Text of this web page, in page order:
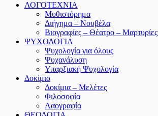
ΛΟΓΟΤΕΧΝΙΑ
Μυθιστόρημα
Διήγημα – Νουβέλα
Βιογραφίες – Θέατρο – Μαρτυρίες
ΨΥΧΟΛΟΓΙΑ
Ψυχολογία για όλους
Ψυχανάλυση
Υπαρξιακή Ψυχολογία
Δοκίμιο
Δοκίμια – Μελέτες
Φιλοσοφία
Λαογραφία